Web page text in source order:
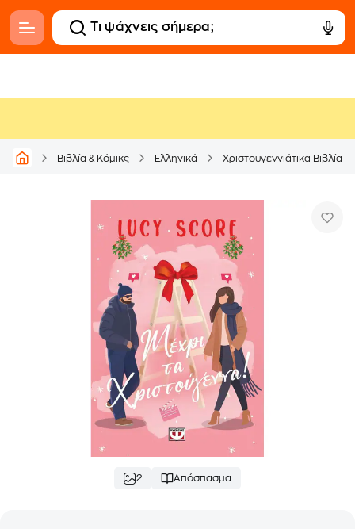
Βιβλία & Κόμικς Ελληνικά Χριστουγεννιάτικα Βιβλία
2 Απόσπασμα